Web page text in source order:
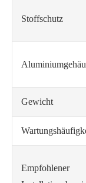
Stoffschutz
Gewicht
Empfohlener